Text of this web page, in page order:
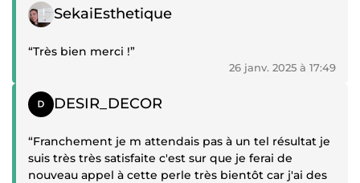
couleurs choisies étaient parfaites et la mise en
page très claire. Très à l'écoute et réactif , il a
respecté les délais. JE RECOMMANDE A 1000%"”
Témoignage positif
SekaiEsthetique
“Très bien merci !”
26 janv. 2025 à 17:49
Témoignage positif
DESIR_DECOR
“Franchement je m attendais pas à un tel résultat je
suis très très satisfaite c'est sur que je ferai de
nouveau appel à cette perle très bientôt car j'ai des